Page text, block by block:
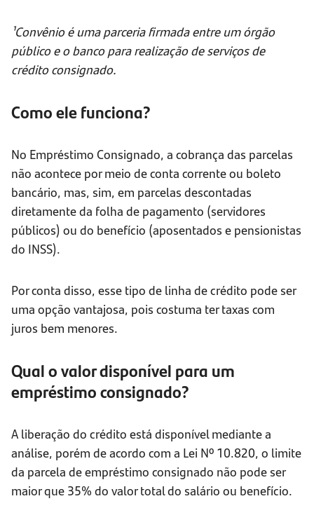
¹Convênio é uma parceria firmada entre um órgão
público e o banco para realização de serviços de
crédito consignado.
Como ele funciona?
No Empréstimo Consignado, a cobrança das parcelas
não acontece por meio de conta corrente ou boleto
bancário, mas, sim, em parcelas descontadas
diretamente da folha de pagamento (servidores
públicos) ou do benefício (aposentados e pensionistas
do INSS).
Por conta disso, esse tipo de linha de crédito pode ser
uma opção vantajosa, pois costuma ter taxas com
juros bem menores.
Qual o valor disponível para um
empréstimo consignado?
A liberação do crédito está disponível mediante a
análise, porém de acordo com a Lei Nº 10.820, o limite
da parcela de empréstimo consignado não pode ser
maior que 35% do valor total do salário ou benefício.